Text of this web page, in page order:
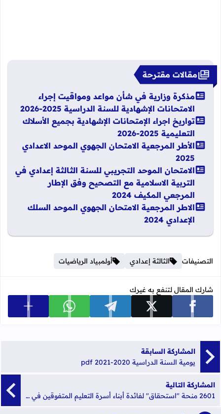
مقالات مقترحة
مذكرة وزارية في شأن مواعد ومواقيت إجراء
الامتحانات الإشهادية للسنة الدراسية 2025-2026
تواريخ اجراء الإمتحانات الإشهادية بجميع الأسلاك
التعليمية 2025-2026
الأطر المرجعية الامتحان الجهوي الموحد الاعدادي
2025
الامتحان الموحد التجريبي للسنة الثالثة إعدادي في
التربية الاسلامية مع التصحيح وفق الإطار
المرجعي المكيف 2024
الاطر المرجعية الامتحان الجهوي الموحد السلك
الإعدادي 2024
التصنيفات الثالثة إعدادي أولمبياد الرياضيات
شارك المقال لتنفع به غيرك
شارك على facebook شارك على x شارك على telegram شارك على whatsapp عرض
المشاركة السابقة
يومية السنة الدراسية 2020-2021 pdf
المشاركة التالية
2601 منحة "استحقاق" لفائدة أبناء أسرة التعليم المتفوقين في امتحانات الباكالوريا برسم سنة 2019/2020